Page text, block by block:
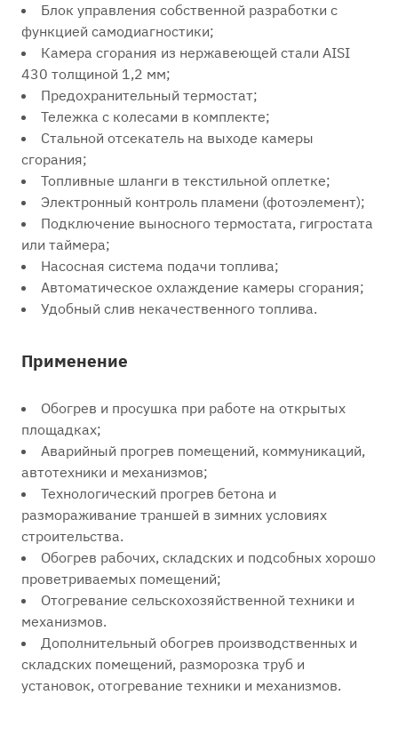
Блок управления собственной разработки с
функцией самодиагностики;
Камера сгорания из нержавеющей стали AISI
430 толщиной 1,2 мм;
Предохранительный термостат;
Тележка с колесами в комплекте;
Стальной отсекатель на выходе камеры
сгорания;
Топливные шланги в текстильной оплетке;
Электронный контроль пламени (фотоэлемент);
Подключение выносного термостата, гигростата
или таймера;
Насосная система подачи топлива;
Автоматическое охлаждение камеры сгорания;
Удобный слив некачественного топлива.
Применение
Обогрев и просушка при работе на открытых
площадках;
Аварийный прогрев помещений, коммуникаций,
автотехники и механизмов;
Технологический прогрев бетона и
размораживание траншей в зимних условиях
строительства.
Обогрев рабочих, складских и подсобных хорошо
проветриваемых помещений;
Отогревание сельскохозяйственной техники и
механизмов.
Дополнительный обогрев производственных и
складских помещений, разморозка труб и
установок, отогревание техники и механизмов.